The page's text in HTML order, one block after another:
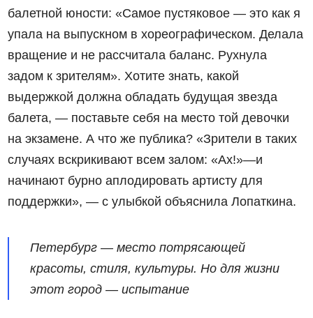
балетной юности: «Самое пустяковое — это как я
упала на выпускном в хореографическом. Делала
вращение и не рассчитала баланс. Рухнула
задом к зрителям». Хотите знать, какой
выдержкой должна обладать будущая звезда
балета, — поставьте себя на место той девочки
на экзамене. А что же публика? «Зрители в таких
случаях вскрикивают всем залом: «Ах!»—и
начинают бурно аплодировать артисту для
поддержки», — с улыбкой объяснила Лопаткина.
Петербург — место потрясающей
красоты, стиля, культуры. Но для жизни
этот город — испытание